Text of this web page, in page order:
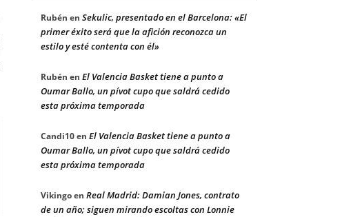
Rubén en Sekulic, presentado en el Barcelona: «El
primer éxito será que la afición reconozca un
estilo y esté contenta con él»
Rubén en El Valencia Basket tiene a punto a
Oumar Ballo, un pívot cupo que saldrá cedido
esta próxima temporada
Candi10en El Valencia Basket tiene a punto a
Oumar Ballo, un pívot cupo que saldrá cedido
esta próxima temporada
Vikingoen Real Madrid: Damian Jones, contrato
de un año; siguen mirando escoltas con Lonnie